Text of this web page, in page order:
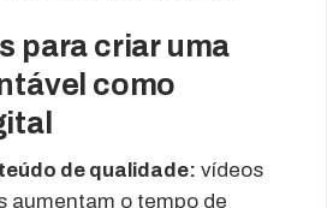
para criar uma
como
de qualidade: vídeos
aumentam o tempo de